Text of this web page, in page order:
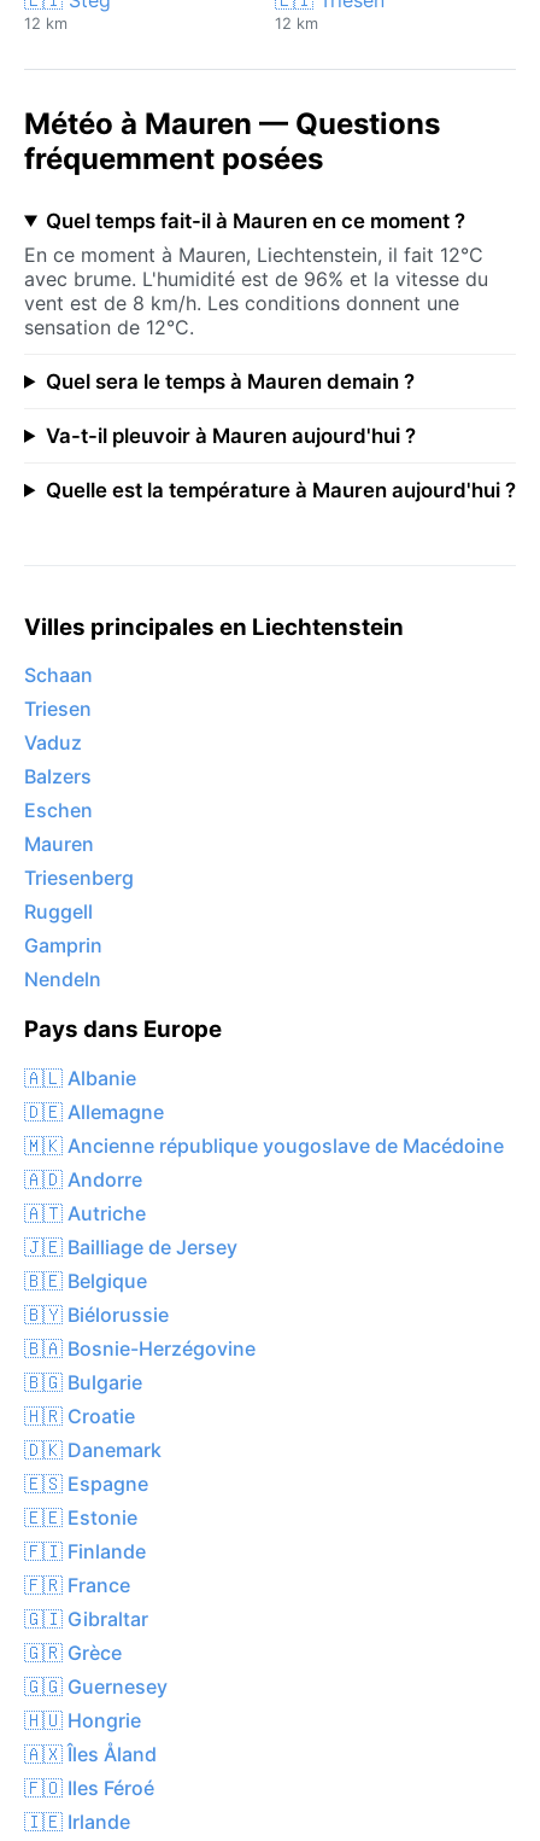
12 km 12 km
Météo à Mauren — Questions
fréquemment posées
Quel temps fait-il à Mauren en ce moment ?
En ce moment à Mauren, Liechtenstein, il fait 12°C
avec brume. L'humidité est de 96% et la vitesse du
vent est de 8 km/h. Les conditions donnent une
sensation de 12°C.
Quel sera le temps à Mauren demain ?
Va-t-il pleuvoir à Mauren aujourd'hui ?
Quelle est la température à Mauren aujourd'hui ?
Villes principales en Liechtenstein
Schaan
Triesen
Vaduz
Balzers
Eschen
Mauren
Triesenberg
Ruggell
Gamprin
Nendeln
Pays dans Europe
🇦🇱 Albanie
🇩🇪 Allemagne
🇲🇰 Ancienne république yougoslave de Macédoine
🇦🇩 Andorre
🇦🇹 Autriche
🇯🇪 Bailliage de Jersey
🇧🇪 Belgique
🇧🇾 Biélorussie
🇧🇦 Bosnie-Herzégovine
🇧🇬 Bulgarie
🇭🇷 Croatie
🇩🇰 Danemark
🇪🇸 Espagne
🇪🇪 Estonie
🇫🇮 Finlande
🇫🇷 France
🇬🇮 Gibraltar
🇬🇷 Grèce
🇬🇬 Guernesey
🇭🇺 Hongrie
🇦🇽 Îles Åland
🇫🇴 Iles Féroé
🇮🇪 Irlande